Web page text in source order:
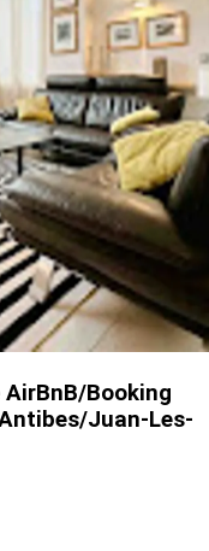
AirBnB/Booking
Juan-Les-